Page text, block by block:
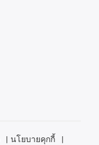
นโยบายคุกกี้